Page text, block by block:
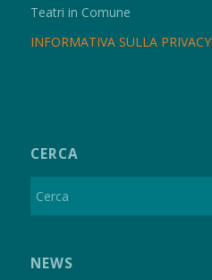
Teatri in Comune
INFORMATIVA SULLA PRIVACY
CERCA
NEWS